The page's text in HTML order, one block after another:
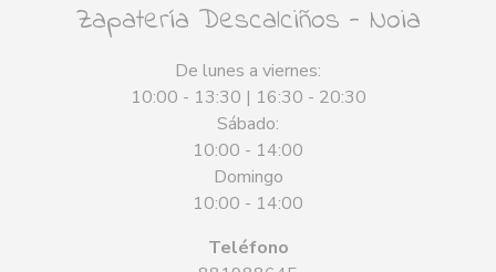
Zapatería Descalciños - Noia
De lunes a viernes:
10:00 - 13:30 | 16:30 - 20:30
Sábado:
10:00 - 14:00
Domingo
10:00 - 14:00
Teléfono